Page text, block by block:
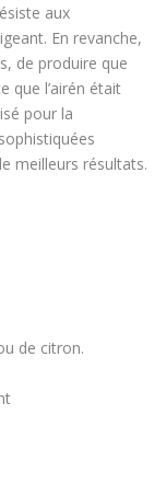
aux
En revanche,
de produire que
que l’airén était
pour la
meilleurs résultats.
de citron.